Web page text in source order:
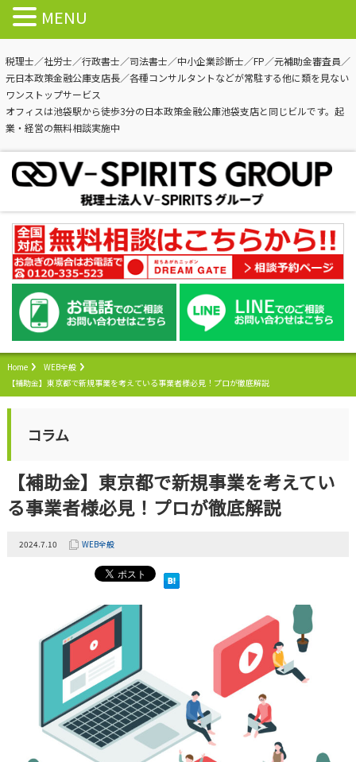
税理士／社労士／行政書士／司法書士／中小企業診断士／FP／元補助金審査員／
元日本政策金融公庫支店長／各種コンサルタントなどが常駐する他に類を見ない
ワンストップサービス
オフィスは池袋駅から徒歩3分の日本政策金融公庫池袋支店と同じビルです。起
業・経営の無料相談実施中
Home
WEB全般
【補助金】東京都で新規事業を考えている事業者様必見！プロが徹底解説
コラム
【補助金】東京都で新規事業を考えてい
る事業者様必見！プロが徹底解説
2024.7.10 WEB全般
MENU